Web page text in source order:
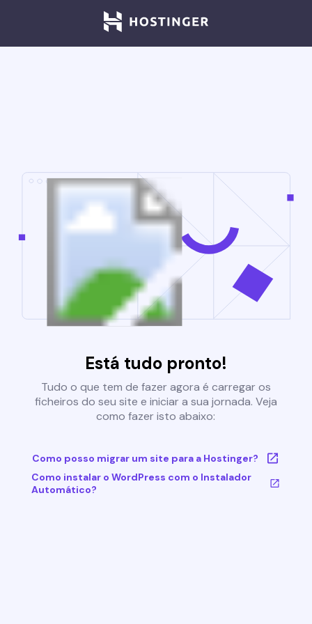
Está tudo pronto!
Tudo o que tem de fazer agora é carregar os
ficheiros do seu site e iniciar a sua jornada. Veja
como fazer isto abaixo:
Como posso migrar um site para a Hostinger?
Como instalar o WordPress com o Instalador
Automático?